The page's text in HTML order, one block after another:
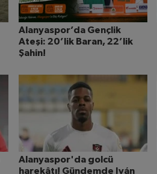
Alanyaspor’da Gençlik
Ateşi: 20’lik Baran, 22’lik
Şahin!
Alanyaspor'da golcü
harekâtı! Gündemde Iván